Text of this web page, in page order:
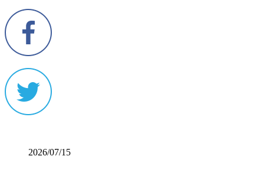
2026/07/15